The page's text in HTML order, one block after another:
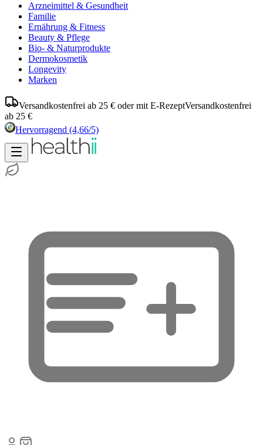
Arzneimittel & Gesundheit
Familie
Ernährung & Fitness
Beauty & Pflege
Bio- & Naturprodukte
Dermokosmetik
Longevity
Marken
Versandkostenfrei ab 25 € oder mit E-RezeptVersandkostenfrei
ab 25 €
Hervorragend (4,66/5)